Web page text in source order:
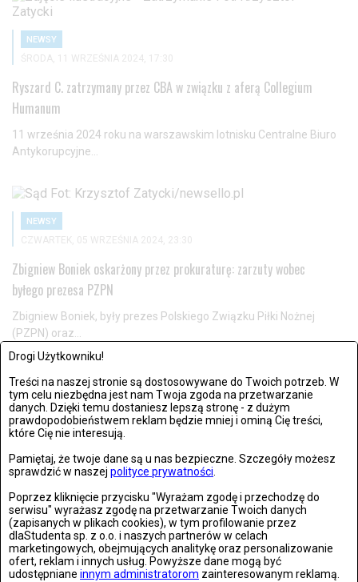
Drogi Użytkowniku!
Treści na naszej stronie są dostosowywane do Twoich potrzeb. W
tym celu niezbędna jest nam Twoja zgoda na przetwarzanie
danych. Dzięki temu dostaniesz lepszą stronę - z dużym
prawdopodobieństwem reklam będzie mniej i ominą Cię treści,
które Cię nie interesują.
Pamiętaj, że twoje dane są u nas bezpieczne. Szczegóły możesz
sprawdzić w naszej polityce prywatności
Poprzez kliknięcie przycisku "Wyrażam zgodę i przechodzę do
serwisu" wyrażasz zgodę na przetwarzanie Twoich danych
(zapisanych w plikach cookies), w tym profilowanie przez
dlaStudenta sp. z o.o. i naszych partnerów w celach
marketingowych, obejmujących analitykę oraz personalizowanie
ofert, reklam i innych usług. Powyższe dane mogą być
udostępniane innym administratorom zainteresowanym reklamą.
NEWSY
ŚRODA, 11 WRZEŚNIA 2024, 17:30
Ryszard C. zatrzymany przez CBA w związku z aferą Collegium
Humanum
11 września 2024 roku na warszawskim lotnisku Centralne Biuro
Antykorupcyjne...
NEWSY
CZWARTEK, 05 WRZEŚNIA 2024, 23:30
Zbigniew Boniek oskarżony przez prokuraturę: zarzuty wobec
byłego prezesa PZPN
Zbigniew Boniek, były prezes Polskiego Związku Piłki Nożnej
(PZPN) oraz...
NEWSY
CZWARTEK, 05 WRZEŚNIA 2024, 09:43
Susza w Polsce 2024: rosnący kryzys i jego skutki
Rok 2024 przyniósł Polsce jedną z najbardziej dotkliwych susz
w...
OSTATNIO DODANE